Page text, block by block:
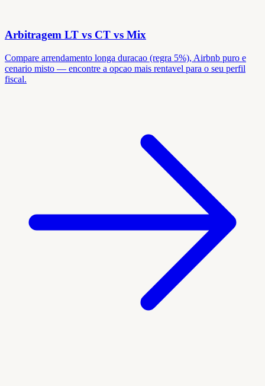
Arbitragem LT vs CT vs Mix
Compare arrendamento longa duracao (regra 5%), Airbnb puro e
cenario misto — encontre a opcao mais rentavel para o seu perfil
fiscal.